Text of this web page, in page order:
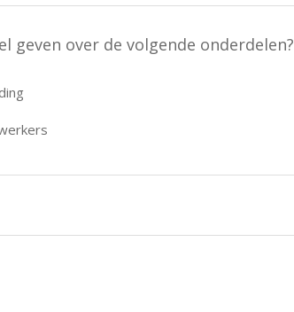
geven over de volgende onderdelen?